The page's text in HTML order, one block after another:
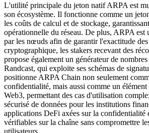
L'utilité principale du jeton natif ARPA est
son écosystème. Il fonctionne comme un
les coûts de calcul et de stockage,
opérationnelle du réseau. De plus, ARPA est
par les nœuds afin de garantir l'exactitude
cryptographique, les stakers recevant des
propose également un générateur de
Randcast, qui exploite ses schémas de
positionne ARPA Chain non seulement
confidentialité, mais aussi comme un
Web3, permettant des cas d'utilisation
sécurisé de données pour les institutions
applications DeFi axées sur la confidentialité
vérifiables sur la chaîne sans compromettre
utilisateurs.